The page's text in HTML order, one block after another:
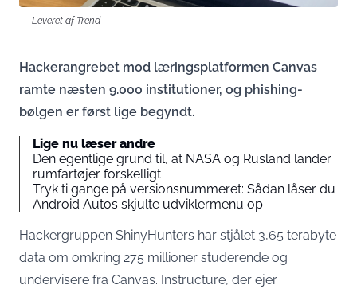
Leveret af Trend
Hackerangrebet mod læringsplatformen Canvas
ramte næsten 9.000 institutioner, og phishing-
bølgen er først lige begyndt.
Lige nu læser andre
Den egentlige grund til, at NASA og Rusland lander
rumfartøjer forskelligt
Tryk ti gange på versionsnummeret: Sådan låser du
Android Autos skjulte udviklermenu op
Hackergruppen ShinyHunters har stjålet 3,65 terabyte
data om omkring 275 millioner studerende og
undervisere fra Canvas. Instructure, der ejer